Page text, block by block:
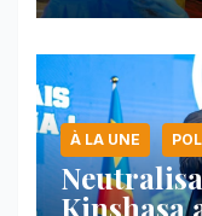
À LA UNE
Kinshasa